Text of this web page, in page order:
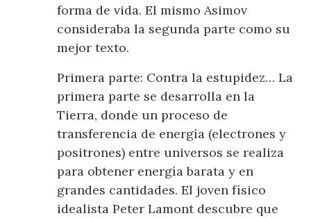
forma de vida. El mismo Asimov
consideraba la segunda parte como su
mejor texto.
Primera parte: Contra la estupidez… La
primera parte se desarrolla en la
Tierra, donde un proceso de
transferencia de energía (electrones y
positrones) entre universos se realiza
para obtener energía barata y en
grandes cantidades. El joven físico
idealista Peter Lamont descubre que